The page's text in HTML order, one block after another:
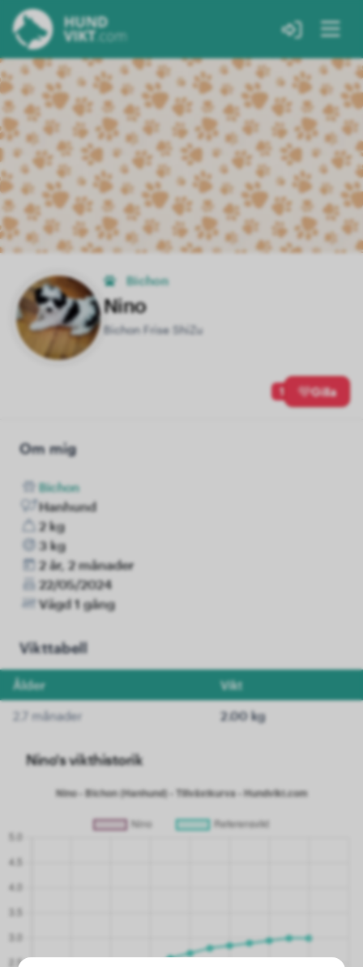
Bichon
Nino
Bichon Frise ShiZu
1 Gilla
Om mig
Bichon
Hanhund
2 kg
3 kg
2 år, 2 månader
22/05/2024
Vägd 1 gång
Vikttabell
Ålder Vikt
2.7 månader 2.00 kg
Nino's vikthistorik